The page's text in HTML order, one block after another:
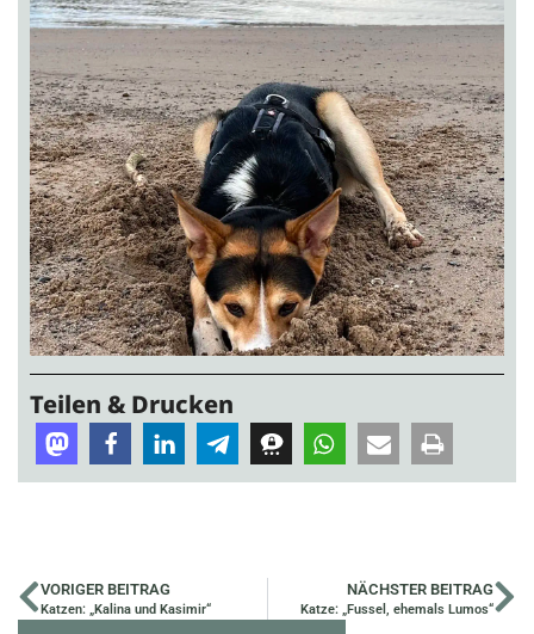
Teilen & Drucken
VORIGER BEITRAG
Katzen: „Kalina und Kasimir“
NÄCHSTER BEITRAG
Katze: „Fussel, ehemals Lumos“